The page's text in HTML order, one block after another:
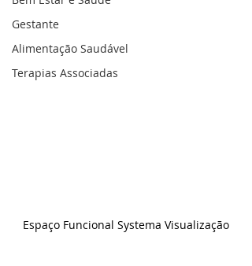
Gestante
Alimentação Saudável
Terapias Associadas
Espaço Funcional Systema Visualização